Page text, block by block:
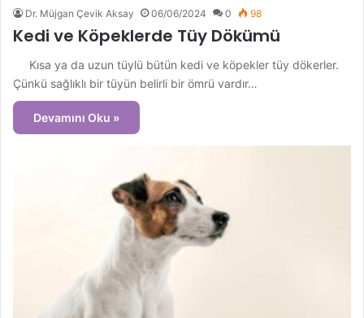
Dr. Müjgan Çevik Aksay 06/06/2024 0 98
Kedi ve Köpeklerde Tüy Dökümü
Kısa ya da uzun tüylü bütün kedi ve köpekler tüy dökerler.
Çünkü sağlıklı bir tüyün belirli bir ömrü vardır…
Devamını Oku »